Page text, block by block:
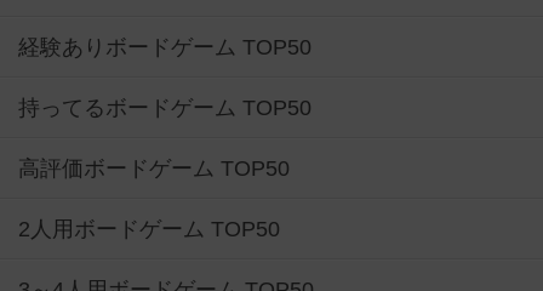
経験ありボードゲーム TOP50
持ってるボードゲーム TOP50
高評価ボードゲーム TOP50
2人用ボードゲーム TOP50